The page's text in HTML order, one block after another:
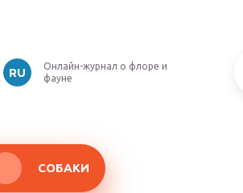
RU
Онлайн-журнал о флоре и
фауне
СОБАКИ